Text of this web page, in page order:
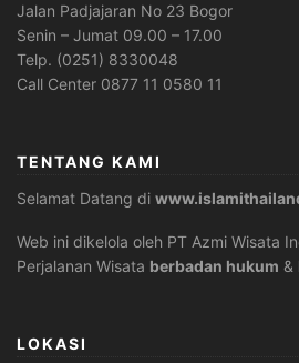
Jalan Padjajaran No 23 Bogor
Senin – Jumat 09.00 – 17.00
Telp. (0251) 8330048
Call Center 0877 11 0580 11
TENTANG KAMI
Selamat Datang di
Web ini dikelola oleh PT Azmi Wisata
Perjalanan Wisata berbadan hukum &
LOKASI